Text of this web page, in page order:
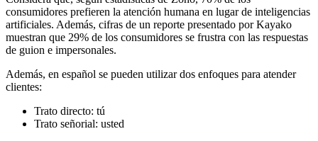
consumidores prefieren la atención humana en lugar de inteligencias
artificiales. Además, cifras de un reporte presentado por Kayako
muestran que 29% de los consumidores se frustra con las respuestas
de guion e impersonales.
Además, en español se pueden utilizar dos enfoques para atender
clientes:
Trato directo: tú
Trato señorial: usted